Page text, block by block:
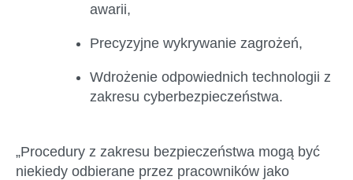
awarii,
Precyzyjne wykrywanie zagrożeń,
Wdrożenie odpowiednich technologii z
zakresu cyberbezpieczeństwa.
„Procedury z zakresu bezpieczeństwa mogą być
niekiedy odbierane przez pracowników jako